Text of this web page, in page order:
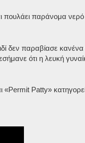
πουλάει παράνομα
δεν παραβίασε
ότι η λευκή
«Permit Patty»